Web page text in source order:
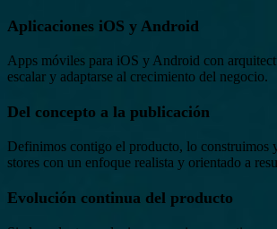
Aplicaciones iOS y Android
Apps móviles para iOS y Android con
escalar y adaptarse al crecimiento del negocio.
Del concepto a la publicación
Definimos contigo el producto, lo construimos
stores con un enfoque realista y orientado a
Evolución continua del producto